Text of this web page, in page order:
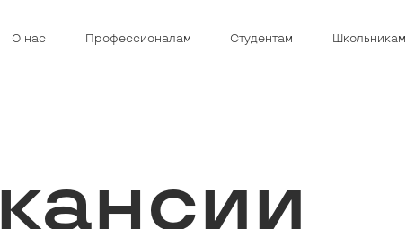
О нас Профессионалам Студентам Школьникам